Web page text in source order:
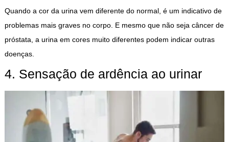
Quando a cor da urina vem diferente do normal, é um indicativo de
problemas mais graves no corpo. E mesmo que não seja câncer de
próstata, a urina em cores muito diferentes podem indicar outras
doenças.
4. Sensação de ardência ao urinar